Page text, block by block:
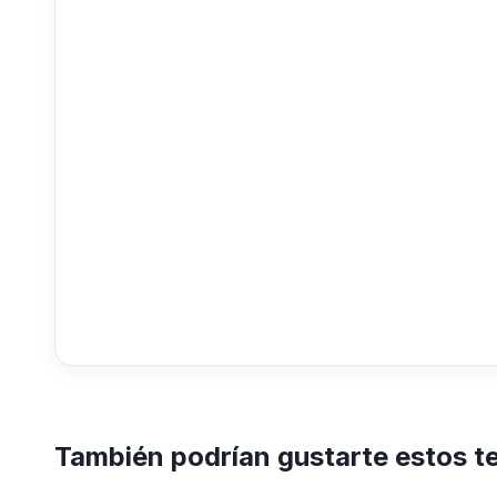
También podrían gustarte estos